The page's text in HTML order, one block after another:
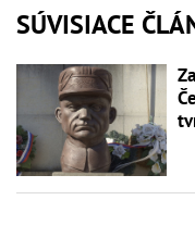
SÚVISIACE